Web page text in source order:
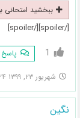
ببخشید امتحانی
[/spoiler][/spoiler]
1 پاسخ
شهریور ۲۳, ۱۳۹۹ ۱:۲۴ ق.ظ
نگین